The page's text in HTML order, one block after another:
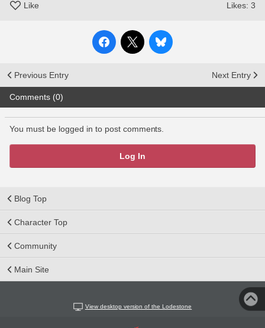
Like Likes: 3
Previous Entry Next Entry
Comments (0)
You must be logged in to post comments.
Log In
Blog Top
Character Top
Community
Main Site
View desktop version of the Lodestone